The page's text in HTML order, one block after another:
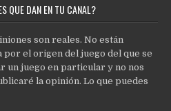
QUE DAN EN TU CANAL?
son reales. No están
por el origen del juego del que se
un juego en particular y no nos
la opinión. Lo que puedes